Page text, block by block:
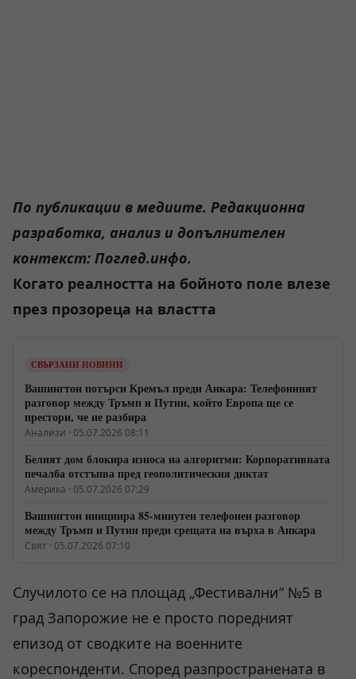
По публикации в медиите. Редакционна
разработка, анализ и допълнителен
контекст: Поглед.инфо.
Когато реалността на бойното поле влезе
през прозореца на властта
СВЪРЗАНИ НОВИНИ
Вашингтон потърси Кремъл преди Анкара: Телефонният
разговор между Тръмп и Путин, който Европа ще се
престори, че не разбира
Анализи · 05.07.2026 08:11
Белият дом блокира износа на алгоритми: Корпоративната
печалба отстъпва пред геополитическия диктат
Америка · 05.07.2026 07:29
Вашингтон инициира 85-минутен телефонен разговор
между Тръмп и Путин преди срещата на върха в Анкара
Свят · 05.07.2026 07:10
Случилото се на площад „Фестивални“ №5 в
град Запорожие не е просто поредният
епизод от сводките на военните
кореспонденти. Според разпространената в